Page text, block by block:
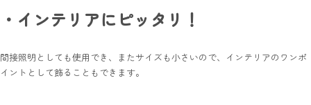
・インテリアにピッタリ！
間接照明としても使用でき、またサイズも小さいので、インテリアのワンポ
イントとして飾ることもできます。